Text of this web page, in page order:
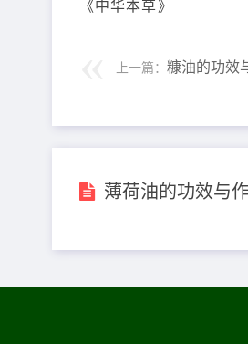
《中华本草》
上一篇： 糠油的功效
薄荷油的功效与